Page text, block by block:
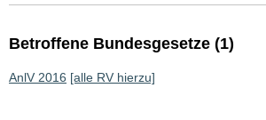
Betroffene Bundesgesetze (1)
AnlV 2016 [alle RV hierzu]